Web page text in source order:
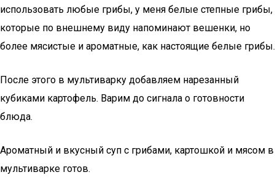
использовать любые грибы, у меня белые степные грибы,
которые по внешнему виду напоминают вешенки, но
более мясистые и ароматные, как настоящие белые грибы.
После этого в мультиварку добавляем нарезанный
кубиками картофель. Варим до сигнала о готовности
блюда.
Ароматный и вкусный суп с грибами, картошкой и мясом в
мультиварке готов.